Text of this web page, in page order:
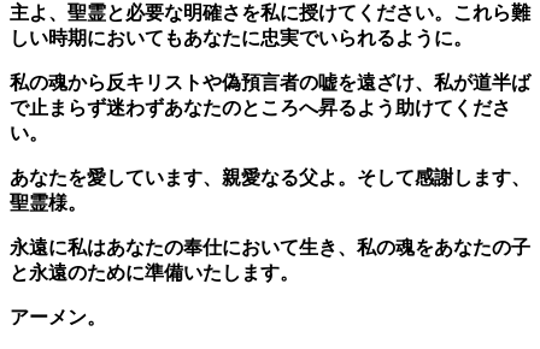
主よ、聖霊と必要な明確さを私に授けてください。これら難
しい時期においてもあなたに忠実でいられるように。
私の魂から反キリストや偽預言者の嘘を遠ざけ、私が道半ば
で止まらず迷わずあなたのところへ昇るよう助けてくださ
い。
あなたを愛しています、親愛なる父よ。そして感謝します、
聖霊様。
永遠に私はあなたの奉仕において生き、私の魂をあなたの子
と永遠のために準備いたします。
アーメン。